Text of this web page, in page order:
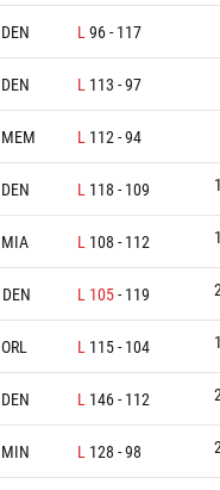
DEN L 96- 117
DEN L 113 -97
MEM L 112 -94
DEN L 118 - 109
MIA L 108 - 112
DEN L 105- 119
ORL L 115- 104
DEN L 146- 112
MIN L 128 -98